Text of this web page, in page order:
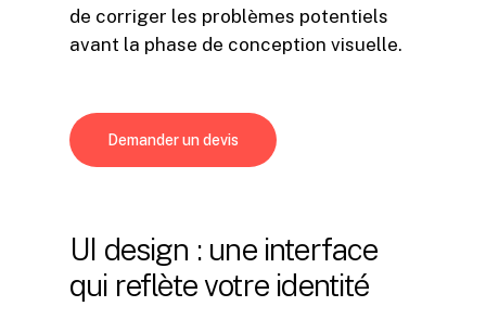
de corriger les problèmes potentiels
avant la phase de conception visuelle.
Demander un devis
UI design : une interface
qui reflètevotre identité